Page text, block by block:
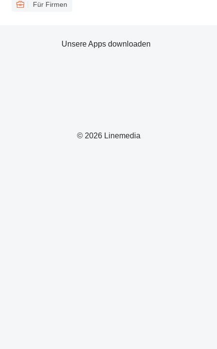
Für Firmen
© 2026 Linemedia
Unsere Apps downloaden